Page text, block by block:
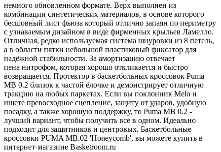
немного обновленном формате. Верх выполнен из
комбинации синтетических материалов, в основе которого
бесшовный лист фьюза который отлично запаян по периметру
с узнаваемым дизайном в виде фирменных крыльев Ламелло.
Отличная, редко используемая система шнуровки из 8 петель,
а в области пятки небольшой пластиковый фиксатор для
надёжной стабильности. За амортизацию отвечает
пена нитрофом, которая хорошо откликается и быстро
возвращается. Протектор в баскетбольных кроссовок Puma
MB 0.2 близок к частой ёлочке и демонстрирует отличную
тракцию на любых паркетах. Если вы поклонник Melo и
ищете превосходное сцепление, защиту от ударов, удобную
посадку, а также хорошую поддержку, то Puma MB 0.2 -
лучший вариант, чтобы получить все в одном. Идеально
подходит для защитников и центровых. Баскетбольные
кроссовки PUMA MB.02 'Honeycomb', вы можете купить в
интернет-магазине Basketroom.ru